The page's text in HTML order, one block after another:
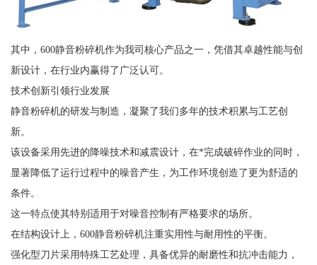
其中，600静音粉碎机作为我司核心产品之一，凭借其卓越性能与创
新设计，在行业内赢得了广泛认可。
技术创新引领行业发展
静音粉碎机的研发与制造，凝聚了我们多年的技术积累与工艺创
新。
该设备采用先进的降噪技术和减震设计，在*完成破碎作业的同时，
显著降低了运行过程中的噪音产生，为工作环境创造了更为舒适的
条件。
这一特点使其特别适用于对噪音控制有严格要求的场所。
在结构设计上，600静音粉碎机注重实用性与耐用性的平衡。
强化型刀片采用特殊工艺处理，具备优异的耐磨性和抗冲击能力，